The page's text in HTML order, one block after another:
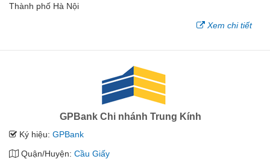
Thành phố Hà Nội
Xem chi tiết
GPBank Chi nhánh Trung Kính
Ký hiệu: GPBank
Quận/Huyện: Cầu Giấy